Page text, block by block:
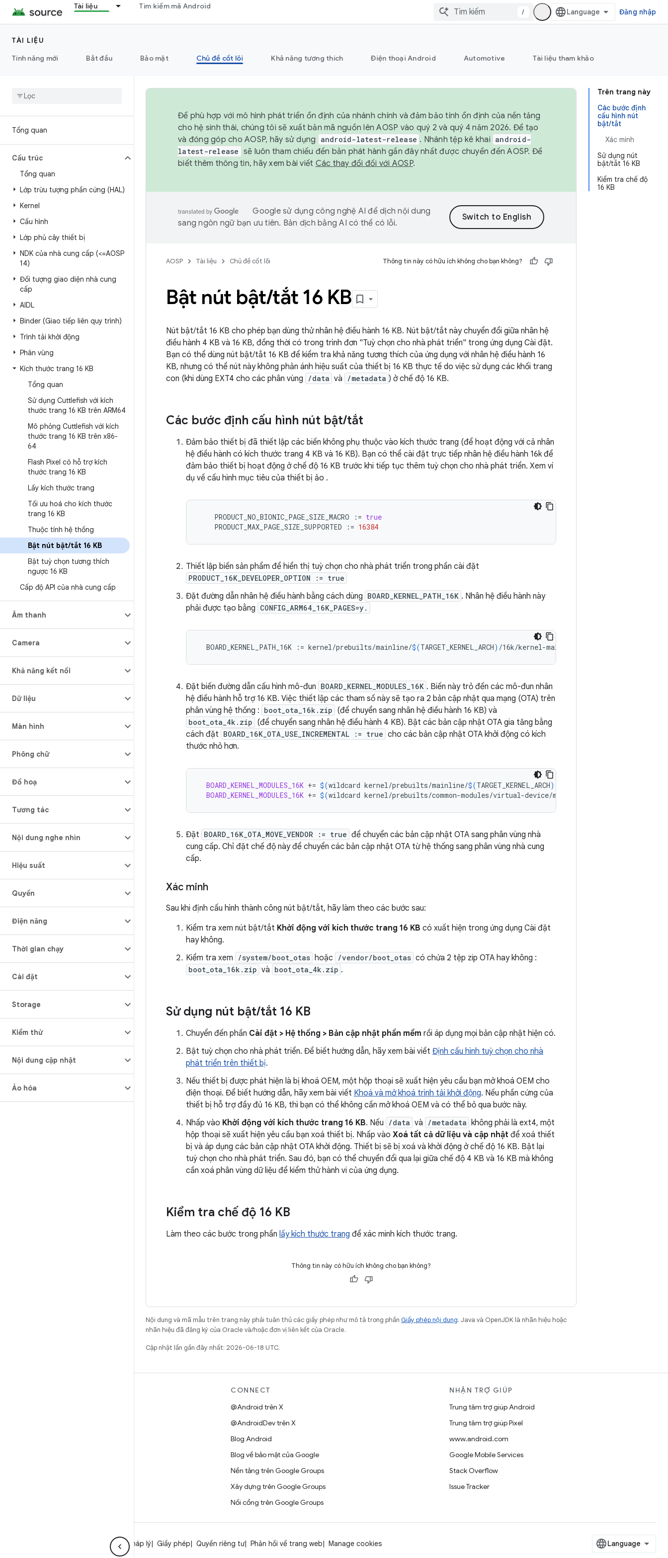
Tài liệu Tìm kiếm mã Android
/ Đăng nhập
TÀI LIỆU
Tính năng mới
Bắt đầu Bảo mật Chủ đề cốt lõi Khả năng tương thích Điện thoại Android Automotive Tài liệu tham khảo
Tổng quan
Cấu trúc
Tổng quan
Lớp trừu tượng phần cứng (HAL)
Kernel
Cấu hình
Lớp phủ cây thiết bị
NDK của nhà cung cấp (<=AOSP
14)
Đối tượng giao diện nhà cung
cấp
AIDL
Binder (Giao tiếp liên quy trình)
Trình tải khởi động
Phân vùng
Kích thước trang 16 KB
Tổng quan
Sử dụng Cuttlefish với kích
thước trang 16 KB trên ARM64
Mô phỏng Cuttlefish với kích
thước trang 16 KB trên x86-
64
Flash Pixel có hỗ trợ kích
thước trang 16 KB
Lấy kích thước trang
Tối ưu hoá cho kích thước
trang 16 KB
Thuộc tính hệ thống
Bật nút bật/tắt 16 KB
Bật tuỳ chọn tương thích
ngược 16 KB
Cấp độ API của nhà cung cấp
Âm thanh
Camera
Khả năng kết nối
Dữ liệu
Màn hình
Phông chữ
Đồ hoạ
Tương tác
Nội dung nghe nhìn
Hiệu suất
Quyền
Điện năng
Thời gian chạy
Cài đặt
Storage
Kiểm thử
Nội dung cập nhật
Ảo hóa
Trên trang này
Các bước định
cấu hình nút
bật/tắt
Xác minh
Sử dụng nút
bật/tắt 16 KB
Kiểm tra chế độ
16 KB
Để phù hợp với mô hình phát triển ổn định của nhánh chính và đảm bảo tính ổn định của nền tảng
cho hệ sinh thái, chúng tôi sẽ xuất bản mã nguồn lên AOSP vào quý 2 và quý 4 năm 2026. Để tạo
và đóng góp cho AOSP, hãy sử dụng
android-latest-release . Nhánh tệp kê khai android-
latest-release sẽ luôn tham chiếu đến bản phát hành gần đây nhất được chuyển đến AOSP. Để
biết thêm thông tin, hãy xem bài viết Các thay đổi đối với AOSP.
Google sử dụng công nghệ AI để dịch nội dung
sang ngôn ngữ bạn ưu tiên. Bản dịch bằng AI có thể có lỗi.
AOSP Tài liệu Chủ đề cốt lõi Thông tin này có hữu ích không cho bạn không?
Bật nút bật/tắt 16 KB
Nút bật/tắt 16 KB cho phép bạn dùng thử nhân hệ điều hành 16 KB. Nút bật/tắt này chuyển đổi giữa nhân hệ
điều hành 4 KB và 16 KB, đồng thời có trong trình đơn "Tuỳ chọn cho nhà phát triển" trong ứng dụng Cài đặt.
Bạn có thể dùng nút bật/tắt 16 KB để kiểm tra khả năng tương thích của ứng dụng với nhân hệ điều hành 16
KB, nhưng có thể nút này không phản ánh hiệu suất của thiết bị 16 KB thực tế do việc sử dụng các khối trang
con (khi dùng EXT4 cho các phân vùng
/data và /metadata ) ở chế độ 16 KB.
Các bước định cấu hình nút bật/tắt
Đảm bảo thiết bị đã thiết lập các biến không phụ thuộc vào kích thước trang (để hoạt động với cả nhân
hệ điều hành có kích thước trang 4 KB và 16 KB). Bạn có thể cài đặt trực tiếp nhân hệ điều hành 16k để
đảm bảo thiết bị hoạt động ở chế độ 16 KB trước khi tiếp tục thêm tuỳ chọn cho nhà phát triển. Xem ví
dụ về cấu hình mục tiêu của thiết bị ảo .
PRODUCT_NO_BIONIC_PAGE_SIZE_MACRO : = true
PRODUCT_MAX_PAGE_SIZE_SUPPORTED
: = 16384
Thiết lập biến sản phẩm để hiển thị tuỳ chọn cho nhà phát triển trong phần cài đặt
PRODUCT_16K_DEVELOPER_OPTION := true
Đặt đường dẫn nhân hệ điều hành bằng cách dùng BOARD_KERNEL_PATH_16K . Nhân hệ điều hành này
phải được tạo bằng CONFIG_ARM64_16K_PAGES=y.
BOARD_KERNEL_PATH_16K : = kernel/prebuilts/mainline/$(TARGET_KERNEL_ARCH)
Đặt biến đường dẫn cấu hình mô-đun BOARD_KERNEL_MODULES_16K . Biến này trỏ đến các mô-đun nhân
hệ điều hành hỗ trợ 16 KB. Việc thiết lập các tham số này sẽ tạo ra 2 bản cập nhật qua mạng (OTA) trên
phân vùng hệ thống : boot_ota_16k.zip (để chuyển sang nhân hệ điều hành 16 KB) và
boot_ota_4k.zip (để chuyển sang nhân hệ điều hành 4 KB). Bật các bản cập nhật OTA gia tăng bằng
cách đặt BOARD_16K_OTA_USE_INCREMENTAL := true cho các bản cập nhật OTA khởi động có kích
thước nhỏ hơn.
BOARD_KERNEL_MODULES_16K += $(wildcard kernel/prebuilts/mainline/$(TARGET_KERNEL_ARCH)
BOARD_KERNEL_MODULES_16K += $(wildcard kernel/prebuilts/common-modules/virtual-device/mainline/
Đặt BOARD_16K_OTA_MOVE_VENDOR := true để chuyển các bản cập nhật OTA sang phân vùng nhà
cung cấp. Chỉ đặt chế độ này để chuyển các bản cập nhật OTA từ hệ thống sang phân vùng nhà cung
cấp.
Xác minh
Sau khi định cấu hình thành công nút bật/tắt, hãy làm theo các bước sau:
Kiểm tra xem nút bật/tắt Khởi động với kích thước trang 16 KB có xuất hiện trong ứng dụng Cài đặt
hay không.
Kiểm tra xem
/system/boot_otas hoặc /vendor/boot_otas có chứa 2 tệp zip OTA hay không :
boot_ota_16k.zip và boot_ota_4k.zip .
Sử dụng nút bật/tắt 16 KB
Chuyển đến phần Cài đặt > Hệ thống > Bản cập nhật phần mềm rồi áp dụng mọi bản cập nhật hiện có.
Bật tuỳ chọn cho nhà phát triển. Để biết hướng dẫn, hãy xem bài viết Định cấu hình tuỳ chọn cho nhà
phát triển trên thiết bị.
Nếu thiết bị được phát hiện là bị khoá OEM, một hộp thoại sẽ xuất hiện yêu cầu bạn mở khoá OEM cho
điện thoại. Để biết hướng dẫn, hãy xem bài viết Khoá và mở khoá trình tải khởi động. Nếu phần cứng của
thiết bị hỗ trợ đầy đủ 16 KB, thì bạn có thể không cần mở khoá OEM và có thể bỏ qua bước này.
Nhấp vào Khởi động với kích thước trang 16 KB. Nếu /data và /metadata không phải là ext4, một
hộp thoại sẽ xuất hiện yêu cầu bạn xoá thiết bị. Nhấp vào Xoá tất cả dữ liệu và cập nhật để xoá thiết
bị và áp dụng các bản cập nhật OTA khởi động. Thiết bị sẽ bị xoá và khởi động ở chế độ 16 KB. Bật lại
tuỳ chọn cho nhà phát triển. Sau đó, bạn có thể chuyển đổi qua lại giữa chế độ 4 KB và 16 KB mà không
cần xoá phân vùng dữ liệu để kiểm thử hành vi của ứng dụng.
Kiểm tra chế độ 16 KB
Làm theo các bước trong phần lấy kích thước trang để xác minh kích thước trang.
Thông tin này có hữu ích không cho bạn không?
Nội dung và mã mẫu trên trang này phải tuân thủ các giấy phép như mô tả trong phần Giấy phép nội dung. Java và OpenJDK là nhãn hiệu hoặc
nhãn hiệu đã đăng ký của Oracle và/hoặc đơn vị liên kết của Oracle.
Cập nhật lần gần đây nhất: 2026-06-18 UTC.
CONNECT
@Android trên X
@AndroidDev trên X
Blog Android
Blog về bảo mật của Google
Nền tảng trên Google Groups
Xây dựng trên Google Groups
Nối cổng trên Google Groups
NHẬN TRỢ GIÚP
Trung tâm trợ giúp Android
Trung tâm trợ giúp Pixel
www.android.com
Google Mobile Services
Stack Overflow
Issue Tracker
Cộng đồng Pháp lý Giấy phép Quyền riêng tư Phản hồi về trang web Manage cookies